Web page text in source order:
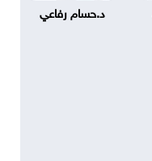
د.حسام رفاعي